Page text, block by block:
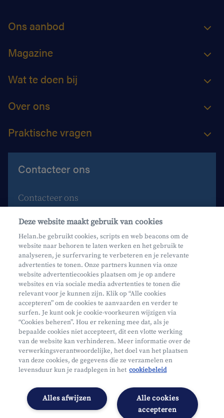
Ons aanbod
Magazine
Wat te doen bij
Over ons
Praktische vragen
Contacteer ons
Contacteer ons
Maak een afspraak
Waar vind je ons?
Phishing
Mifid
Privacy
Juridische info
Onderworpen aan de controle van CDZ
Toegankelijkheidsverklaring
Cookies beheren
Deze website maakt gebruik van cookies
Helan.be gebruikt cookies, scripts en web beacons om de
website naar behoren te laten werken en het gebruik te
analyseren, je surfervaring te verbeteren en je relevante
advertenties te tonen. Onze partners kunnen via onze
website advertentiecookies plaatsen om je op andere
websites en via sociale media advertenties te tonen die
relevant voor je kunnen zijn. Klik op “Alle cookies
accepteren” om de cookies te aanvaarden en verder te
surfen. Je kunt ook je cookie-voorkeuren wijzigen via
“Cookies beheren”. Hou er rekening mee dat, als je
bepaalde cookies niet accepteert, dit een vlotte werking
van de website kan verhinderen. Meer informatie over de
verwerkingsverantwoordelijke, het doel van het plaatsen
van deze cookies, de gegevens die ze verzamelen en
levensduur kun je raadplegen in het cookiebeleid
Alle cookies
accepteren
Alles afwijzen